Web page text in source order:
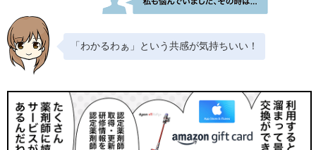
「わかるわぁ」という共感が気持ちいい！